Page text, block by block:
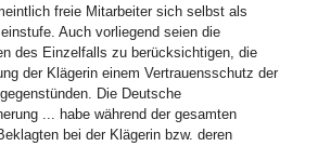
freie Mitarbeiter sich selbst als
Auch vorliegend seien die
des Einzelfalls zu berücksichtigen, die
der Klägerin einem Vertrauensschutz der
Die Deutsche
... habe während der gesamten
bei der Klägerin bzw. deren